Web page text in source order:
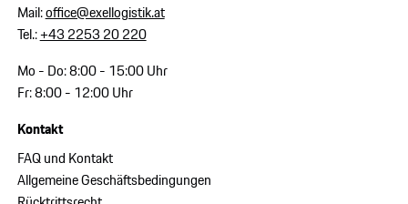
Mail:office@exellogistik.at
Tel.:+43 2253 20 220
Mo - Do: 8:00 - 15:00 Uhr
Fr: 8:00 - 12:00 Uhr
Kontakt
FAQ und Kontakt
Allgemeine Geschäftsbedingungen